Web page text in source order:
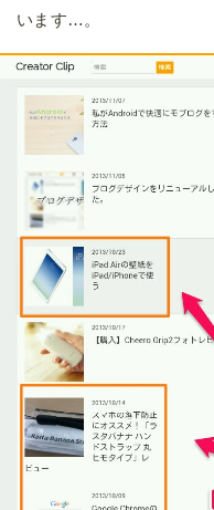
います…。